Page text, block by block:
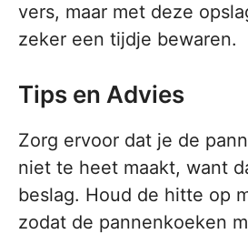
vers, maar met deze
zeker een tijdje bewaren.
Tips en Advies
Zorg ervoor dat je de
niet te heet maakt, want
beslag. Houd de hitte op
zodat de pannenkoeken